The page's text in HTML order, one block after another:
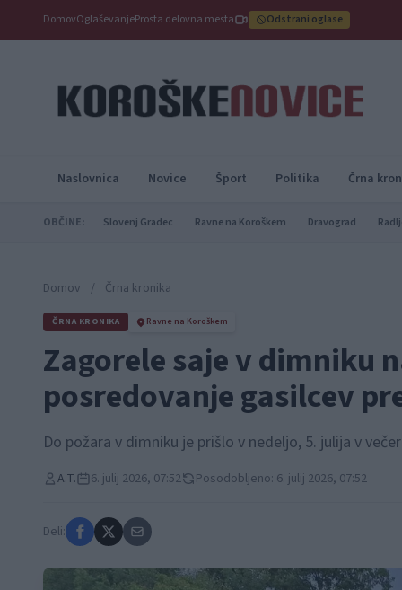
DomovOglaševanjeProsta delovna mesta Odstrani oglase
Naslovnica Novice Šport Politika Črna
OBČINE: Slovenj Gradec Ravne na Koroškem Dravograd
Domov / Črna kronika
ČRNA KRONIKA Ravne na Koroškem
Zagorele saje v dimniku
posredovanje gasilcev
Do požara v dimniku je prišlo v nedeljo, 5. julija v
A.T. 6. julij 2026, 07:52 Posodobljeno: 6. julij 2026, 07:52
Deli: